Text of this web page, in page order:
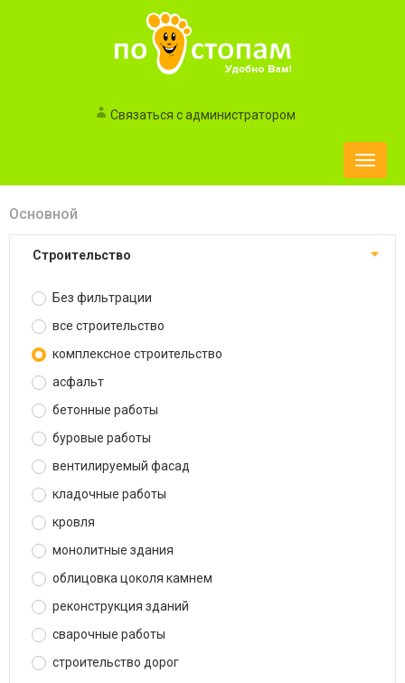
Связаться с администратором
Toggle
Основной
строительство
Без фильтрации
все строительство
комплексное строительство
асфальт
бетонные работы
буровые работы
вентилируемый фасад
кладочные работы
кровля
монолитные здания
облицовка цоколя камнем
реконструкция зданий
сварочные работы
строительство дорог